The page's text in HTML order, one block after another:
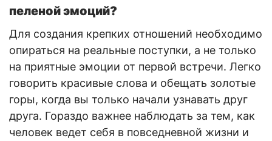
пеленой эмоций?
Для создания крепких отношений необходимо
опираться на реальные поступки, а не только
на приятные эмоции от первой встречи. Легко
говорить красивые слова и обещать золотые
горы, когда вы только начали узнавать друг
друга. Гораздо важнее наблюдать за тем, как
человек ведет себя в повседневной жизни и